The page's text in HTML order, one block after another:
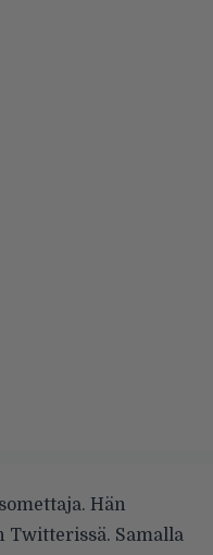
Hän
Twitterissä. Samalla